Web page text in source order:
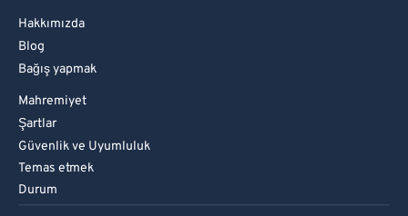
Hakkımızda
Blog
Bağış yapmak
Mahremiyet
Şartlar
Güvenlik ve Uyumluluk
Temas etmek
Durum